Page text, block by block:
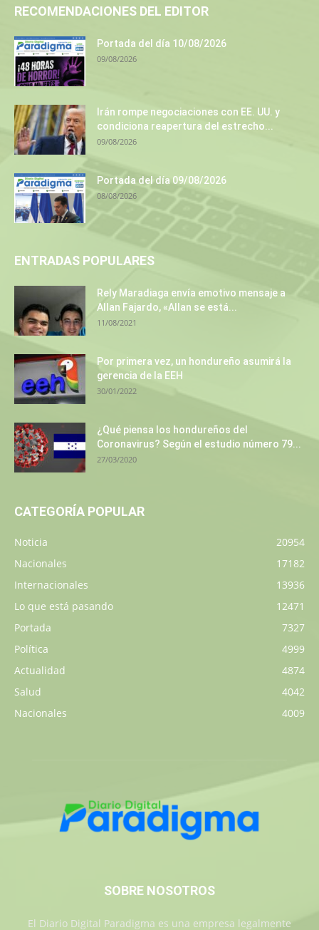
RECOMENDACIONES DEL EDITOR
Portada del día 10/08/2026
09/08/2026
Irán rompe negociaciones con EE. UU. y
condiciona reapertura del estrecho...
09/08/2026
Portada del día 09/08/2026
08/08/2026
ENTRADAS POPULARES
Rely Maradiaga envía emotivo mensaje a
Allan Fajardo, «Allan se está...
11/08/2021
Por primera vez, un hondureño asumirá la
gerencia de la EEH
30/01/2022
¿Qué piensa los hondureños del
Coronavirus? Según el estudio número 79...
27/03/2020
CATEGORÍA POPULAR
Noticia
20954
Nacionales
17182
Internacionales
13936
Lo que está pasando
12471
Portada
7327
Política
4999
Actualidad
4874
Salud
4042
Nacionales
4009
SOBRE NOSOTROS
El Diario Digital Paradigma es una empresa legalmente